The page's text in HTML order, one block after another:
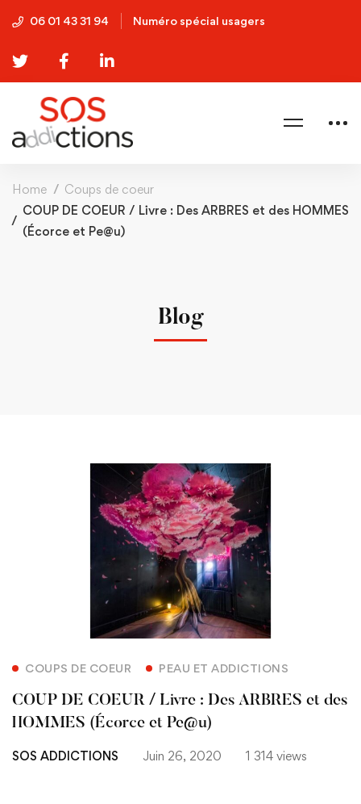
06 01 43 31 94 Numéro spécial usagers
Home
Coups de coeur
COUP DE COEUR / Livre : Des ARBRES et des HOMMES
(Écorce et Pe@u)
Blog
COUPS DE COEUR PEAU ET ADDICTIONS
COUP DE COEUR / Livre : Des ARBRES et des
HOMMES (Écorce et Pe@u)
SOS ADDICTIONS Juin 26, 2020 1 314 views